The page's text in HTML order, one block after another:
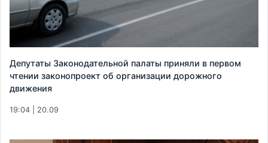
Депутаты Законодательной палаты приняли в первом
чтении законопроект об организации дорожного
движения
19:04 | 20.09